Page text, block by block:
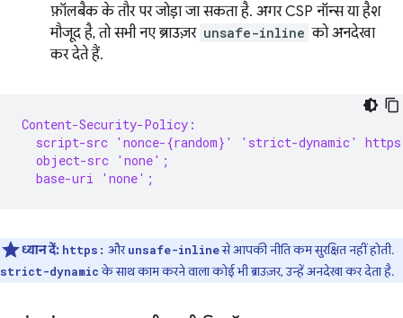
फ़ॉलबैक के तौर पर जोड़ा जा सकता है. अगर CSP नॉन्स या हैश
मौजूद है, तो सभी नए ब्राउज़र unsafe-inline को अनदेखा
कर देते हैं.
Content-Security-Policy:
script-src 'nonce-{random}' 'strict-dynamic'
  object-src 'none';
  base-uri 'none';
ध्यान दें: https: औरunsafe-inlineसे आपकी नीति कम सुरक्षित नहीं होती.
strict-dynamicके साथ काम करने वाला कोई भी ब्राउज़र, उन्हें अनदेखा कर देता है.